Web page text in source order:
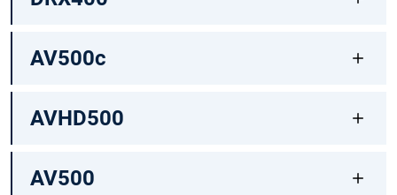
AV500c
AVHD500
AV500